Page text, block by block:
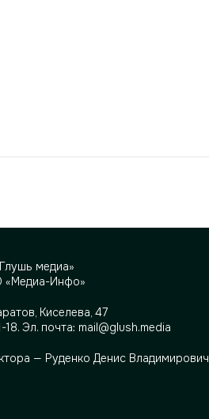
медиа»
«Медиа-Инфо»
Киселева, 47
18. Эл. почта: mail@glush.media
— Руденко Денис Владимирович